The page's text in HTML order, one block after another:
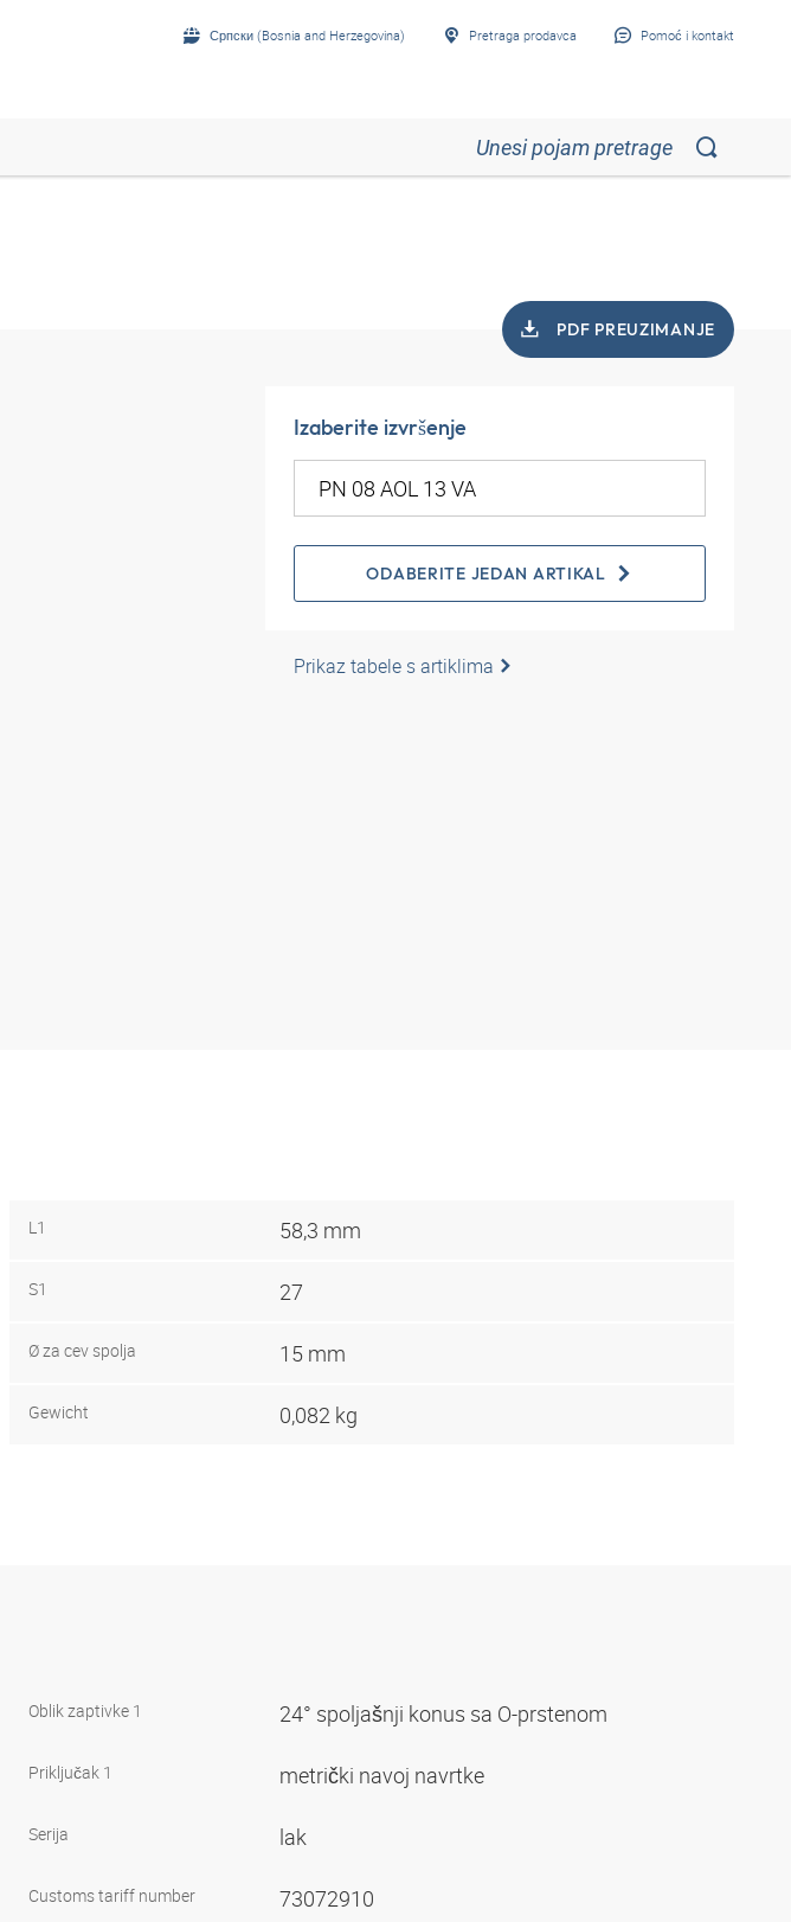
Српски (Bosnia and Herzegovina) Pretraga prodavca Pomoć i kontakt
PDF PREUZIMANJE
Izaberite izvršenje
ODABERITE JEDAN ARTIKAL
Prikaz tabele s artiklima
L1 58,3 mm
S1 27
Ø za cev spolja 15 mm
Gewicht 0,082 kg
Oblik zaptivke 1 24° spoljašnji konus sa O-prstenom
Priključak 1 metrički navoj navrtke
Serija lak
Customs tariff number 73072910